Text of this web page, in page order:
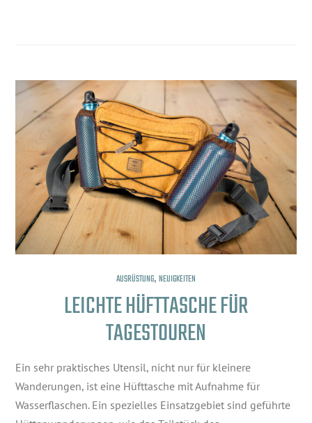
AUSRÜSTUNG, NEUIGKEITEN
LEICHTE HÜFTTASCHE FÜR
TAGESTOUREN
Ein sehr praktisches Utensil, nicht nur für kleinere
Wanderungen, ist eine Hüfttasche mit Aufnahme für
Wasserflaschen. Ein spezielles Einsatzgebiet sind geführte